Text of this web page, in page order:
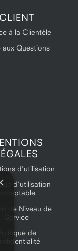
CLIENT
à la Clientèle
aux Questions
d'utilisation
d'utilisation
acceptable
de Niveau de
Service
Politique de